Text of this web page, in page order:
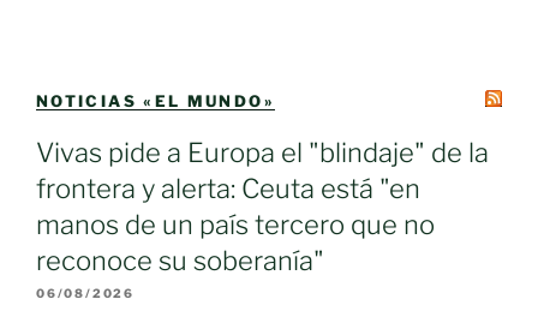
NOTICIAS «EL MUNDO»
Vivas pide a Europa el "blindaje" de la
frontera y alerta: Ceuta está "en
manos de un país tercero que no
reconoce su soberanía"
06/08/2026